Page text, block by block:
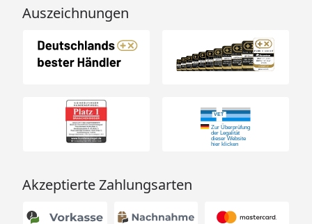
Auszeichnungen
Akzeptierte Zahlungsarten